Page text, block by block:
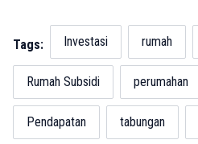
Tags: Investasi rumah
Rumah Subsidi perumahan
Pendapatan tabungan